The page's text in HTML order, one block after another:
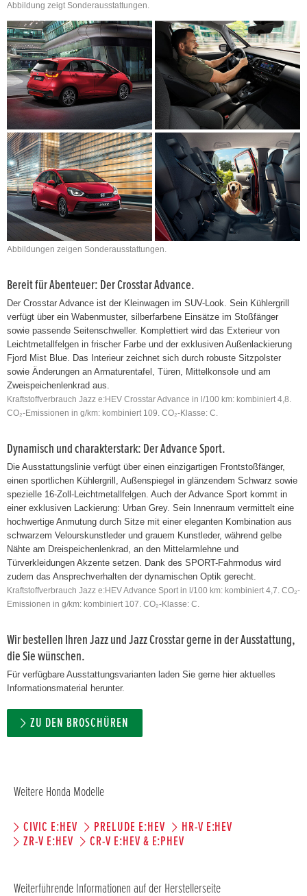
Abbildung zeigt Sonderausstattungen.
Abbildungen zeigen Sonderausstattungen.
Bereit für Abenteuer: Der Crosstar Advance.
Der Crosstar Advance ist der Kleinwagen im SUV-Look. Sein Kühlergrill
verfügt über ein Wabenmuster, silberfarbene Einsätze im Stoßfänger
sowie passende Seitenschweller. Komplettiert wird das Exterieur von
Leichtmetallfelgen in frischer Farbe und der exklusiven Außenlackierung
Fjord Mist Blue. Das Interieur zeichnet sich durch robuste Sitzpolster
sowie Änderungen an Armaturentafel, Türen, Mittelkonsole und am
Zweispeichenlenkrad aus.
Kraftstoffverbrauch Jazz e:HEV Crosstar Advance in l/100 km: kombiniert 4,8.
CO₂-Emissionen in g/km: kombiniert 109. CO₂-Klasse: C.
Dynamisch und charakterstark: Der Advance Sport.
Die Ausstattungslinie verfügt über einen einzigartigen Frontstoßfänger,
einen sportlichen Kühlergrill, Außenspiegel in glänzendem Schwarz sowie
spezielle 16-Zoll-Leichtmetallfelgen. Auch der Advance Sport kommt in
einer exklusiven Lackierung: Urban Grey. Sein Innenraum vermittelt eine
hochwertige Anmutung durch Sitze mit einer eleganten Kombination aus
schwarzem Velourskunstleder und grauem Kunstleder, während gelbe
Nähte am Dreispeichenlenkrad, an den Mittelarmlehne und
Türverkleidungen Akzente setzen. Dank des SPORT-Fahrmodus wird
zudem das Ansprechverhalten der dynamischen Optik gerecht.
Kraftstoffverbrauch Jazz e:HEV Advance Sport in l/100 km: kombiniert 4,7. CO₂-
Emissionen in g/km: kombiniert 107. CO₂-Klasse: C.
Wir bestellen Ihren Jazz und Jazz Crosstar gerne in der Ausstattung,
die Sie wünschen.
Für verfügbare Ausstattungsvarianten laden Sie gerne hier aktuelles
Informationsmaterial herunter.
ZU DEN BROSCHÜREN
Weitere Honda Modelle
CIVIC E:HEV PRELUDE E:HEV
HR-V E:HEV
ZR-V E:HEV
CR-V E:HEV & E:PHEV
Weiterführende Informationen auf der Herstellerseite